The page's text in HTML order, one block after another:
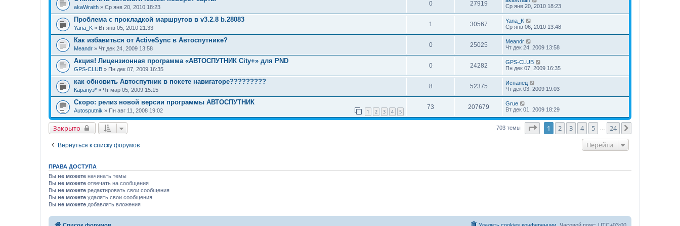
akaWraith » Ср янв 20, 2010 18:23
0 27919
Ср янв 20, 2010 18:23
Проблема с прокладкой маршрутов в v3.2.8 b.28083
Yana_K » Вт янв 05, 2010 21:33
1 30567
Yana_K
Ср янв 06, 2010 13:48
Как избавиться от ActiveSync в Автоспутнике?
Meandr » Чт дек 24, 2009 13:58
0 25025
Meandr
Чт дек 24, 2009 13:58
Акция! Лицензионная программа «АВТОСПУТНИК City+» для PND
GPS-CLUB » Пн дек 07, 2009 16:35
0 24282
GPS-CLUB
Пн дек 07, 2009 16:35
как обновить Автоспутник в покете навигаторе?????????
Карапуз* » Чт мар 05, 2009 15:15
8 52375
Испанец
Чт дек 03, 2009 19:03
Скоро: релиз новой версии программы АВТОСПУТНИК
Autosputnik » Пн авг 11, 2008 19:02 1 2 3 4 5
73 207679
Grue
Вт дек 01, 2009 18:29
Закрыто 703 темы Страница 1 из24
1 2 3 4 5 24
Вернуться к списку форумов Перейти
ПРАВА ДОСТУПА
Вы не можете начинать темы
Вы не можете отвечать на сообщения
Вы не можете редактировать свои сообщения
Вы не можете удалять свои сообщения
Вы не можете добавлять вложения